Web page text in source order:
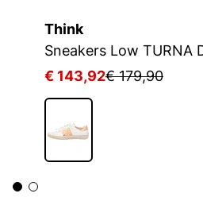
Think
Sneakers Low TURNA
€ 143,92€ 179,90